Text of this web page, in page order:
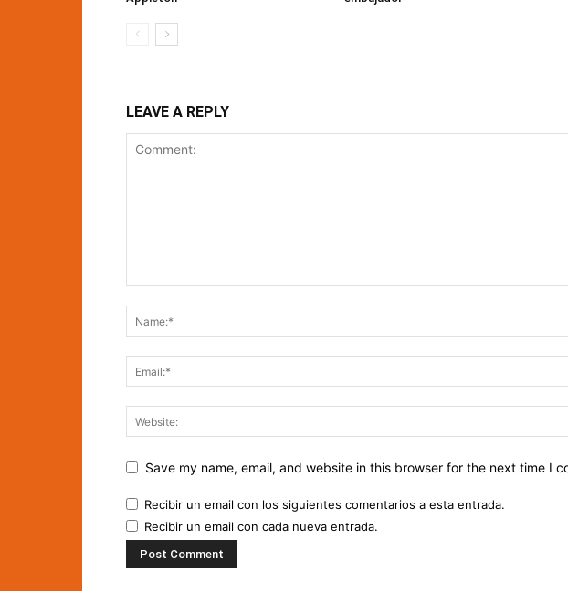
LEAVE A REPLY
Save my name, email, and website in this browser for the next time I
Recibir un email con los siguientes comentarios a esta entrada.
Recibir un email con cada nueva entrada.